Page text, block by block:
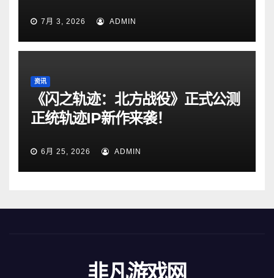
7月 3, 2026 ADMIN
资讯
《闪之轨迹：北方战役》正式公测
正统轨迹IP新作来袭！
6月 25, 2026 ADMIN
非凡游戏网